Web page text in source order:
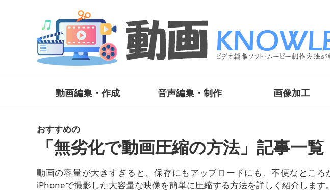
動画編集・作成 音声編集・制作 画像加工
おすすめの
「無劣化で動画圧縮の方法」記事一覧
動画の容量が大きすぎると、保存にもアップロードにも、不便なとこ
iPhoneで撮影した大容量な映像を簡単に圧縮する方法を詳しく紹介しま